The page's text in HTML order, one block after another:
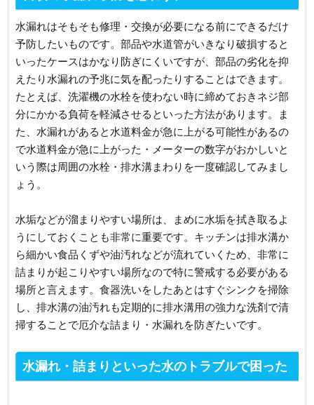
水漏れはそもそも修理・交換が必要になる前にできるだけ
予防したいものです。部品や水道管がいきなり破損すると
いったケースはかなり防ぎにくいですが、部品の劣化を抑
えたり水漏れの予兆に気を配ったりすることはできます。
たとえば、洗濯機の水栓を使わない時に締めておきネジ部
分にかかる負荷を軽減させるといった方法があります。ま
た、水漏れがあると水道料金が急に上がる可能性があるの
で水道料金が急に上がった・メーターの数字がおかしいと
いう際は周囲の水栓・排水溝まわりを一度確認してみまし
ょう。
水垢などが溜まりやすい場所は、まめに水垢を拭き取るよ
うにしておくことも非常に重要です。キッチンは排水溝か
ら細かい食品くずや油汚れなどが流れていくため、非常に
詰まりが起こりやすい場所なので特に警戒する必要がある
場所と言えます。食器洗いをしたあとはすぐシンクを掃除
し、排水溝の油汚れも定期的に排水溝用の強力な洗剤で清
掃することで厄介な詰まり・水漏れを防ぎたいです。
水漏れ・詰まりといった水のトラブルで困った